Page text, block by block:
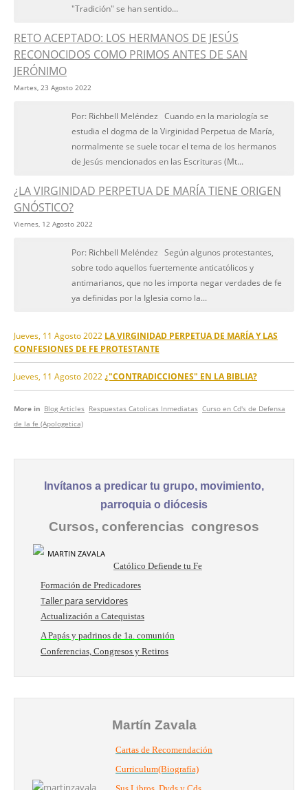
"Tradición" se han sentido...
RETO ACEPTADO: LOS HERMANOS DE JESÚS
RECONOCIDOS COMO PRIMOS ANTES DE SAN
JERÓNIMO
Martes, 23 Agosto 2022
Por: Richbell Meléndez Cuando en la mariología se
estudia el dogma de la Virginidad Perpetua de María,
normalmente se suele tocar el tema de los hermanos
de Jesús mencionados en las Escrituras (Mt...
¿LA VIRGINIDAD PERPETUA DE MARÍA TIENE ORIGEN
GNÓSTICO?
Viernes, 12 Agosto 2022
Por: Richbell Meléndez Según algunos protestantes,
sobre todo aquellos fuertemente anticatólicos y
antimarianos, que no les importa negar verdades de fe
ya definidas por la Iglesia como la...
Jueves, 11 Agosto 2022 LA VIRGINIDAD PERPETUA DE MARÍA Y LAS
CONFESIONES DE FE PROTESTANTE
Jueves, 11 Agosto 2022 ¿"CONTRADICCIONES" EN LA BIBLIA?
More in Blog Articles Respuestas Catolicas Inmediatas Curso en Cd's de Defensa
de la fe (Apologetica)
Invítanos a predicar tu grupo, movimiento,
parroquia o diócesis
Cursos, conferencias congresos
Católico Defiende tu Fe
Formación de Predicadores
Taller para servidores
Actualización a Catequistas
A Papás y padrinos de 1a. comunión
Conferencias, Congresos y Retiros
Martín Zavala
Cartas de Recomendación
Curriculum(Biografía)